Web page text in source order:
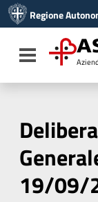
Vai al menu di
Vai al footer
Regione
Toggle
19/09/